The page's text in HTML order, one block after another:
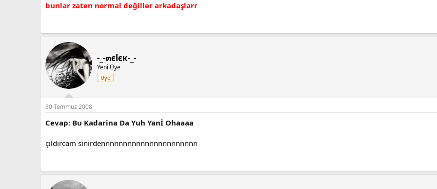
bunlar zaten normal değiller arkadaşlarr
-_-๓єlєк-_-
Yeni Üye
Üye
30 Temmuz 2008
Cevap: Bu Kadarina Da Yuh Yanİ Ohaaaa
çıldırcam sinirdennnnnnnnnnnnnnnnnnnnnn